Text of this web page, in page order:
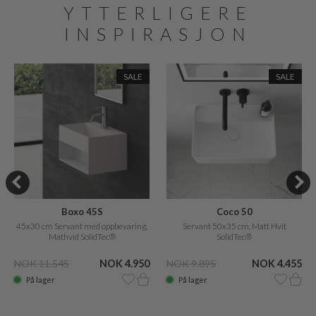
YTTERLIGERE
INSPIRASJON
SALE
Boxo 45S
45x30 cm Servant med oppbevaring,
Mathvid SolidTec®
NOK 11.545 NOK 4.950
På lager
SALE
Coco 50
Servant 50x35 cm, Matt Hvit
SolidTec®
NOK 9.895 NOK 4.455
På lager